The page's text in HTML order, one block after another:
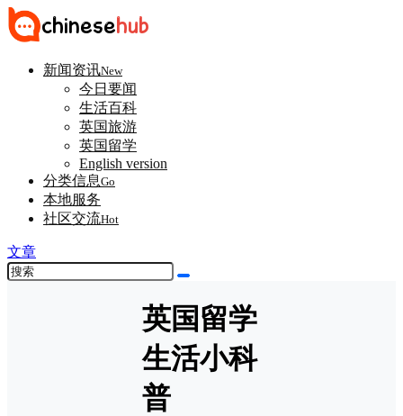
新闻资讯New
今日要闻
生活百科
英国旅游
英国留学
English version
分类信息Go
本地服务
社区交流Hot
文章
英国留学
生活小科
普